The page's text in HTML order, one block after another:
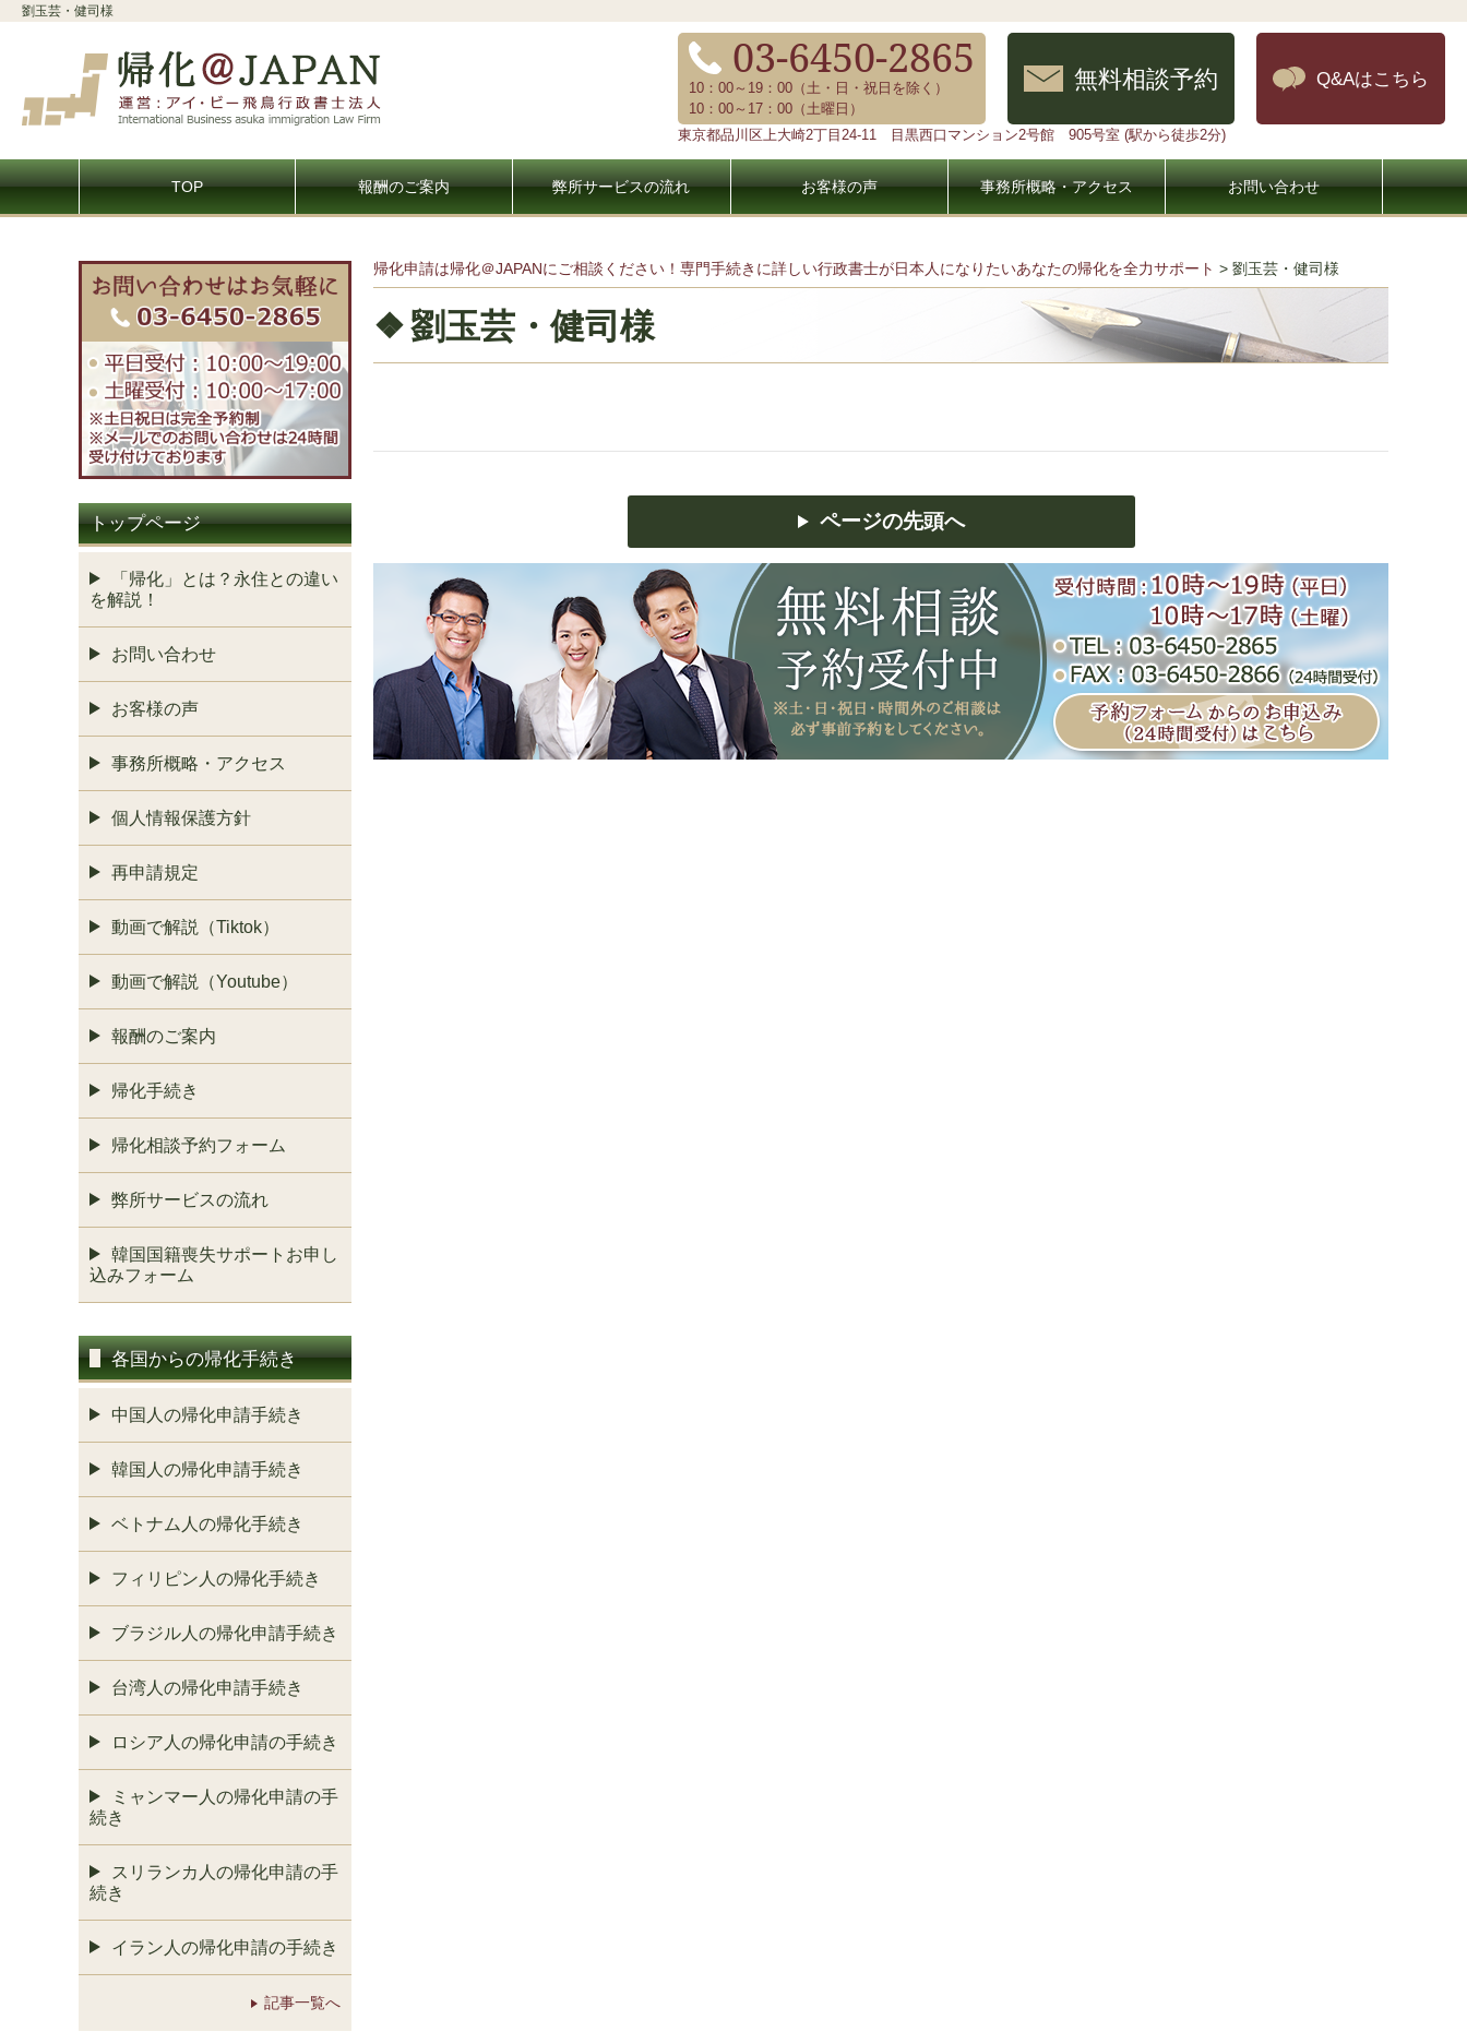
劉玉芸・健司様
03-6450-2865
10：00～19：00（土・日・祝日を除く）
10：00～17：00（土曜日）
無料相談予約 Q&Aはこちら
東京都品川区上大崎2丁目24-11 目黒西口マンション2号館 905号室 (駅から徒歩2分)
TOP 報酬のご案内 弊所サービスの流れ お客様の声 事務所概略・アクセス お問い合わせ
帰化申請は帰化＠JAPANにご相談ください！専門手続きに詳しい行政書士が日本人になりたいあなたの帰化を全力サポート > 劉玉芸・健司様
劉玉芸・健司様
ページの先頭へ
トップページ
「帰化」とは？永住との違い
を解説！
お問い合わせ
お客様の声
事務所概略・アクセス
個人情報保護方針
再申請規定
動画で解説（Tiktok）
動画で解説（Youtube）
報酬のご案内
帰化手続き
帰化相談予約フォーム
弊所サービスの流れ
韓国国籍喪失サポートお申し
込みフォーム
各国からの帰化手続き
中国人の帰化申請手続き
韓国人の帰化申請手続き
ベトナム人の帰化手続き
フィリピン人の帰化手続き
ブラジル人の帰化申請手続き
台湾人の帰化申請手続き
ロシア人の帰化申請の手続き
ミャンマー人の帰化申請の手
続き
スリランカ人の帰化申請の手
続き
イラン人の帰化申請の手続き
記事一覧へ